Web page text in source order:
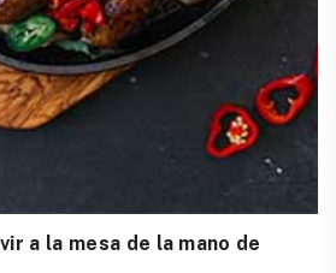
a la mesa de la mano de